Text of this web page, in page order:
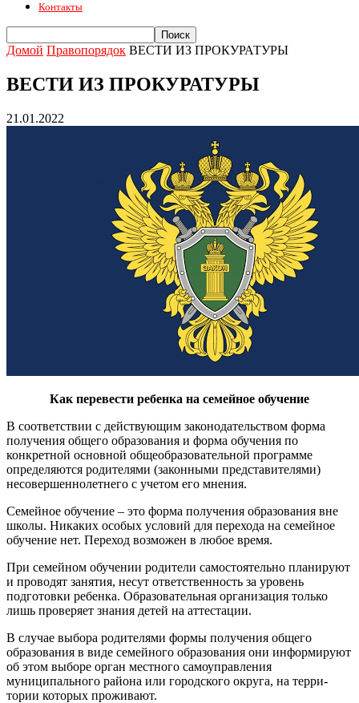
Контакты
Домой Правопорядок ВЕСТИ ИЗ ПРОКУРАТУРЫ
ВЕСТИ ИЗ ПРОКУРАТУРЫ
21.01.2022
Как перевести ребенка на семейное обучение
В соответствии с действующим за­конодательством форма
получения общего образования и форма обуче­ния по
конкретной основной общеоб­разовательной программе
определя­ются родителями (законными пред­ставителями)
несовершеннолетнего с учетом его мнения.
Семейное обучение – это форма по­лучения образования вне
школы. Ни­каких особых условий для перехода на семейное
обучение нет. Переход воз­можен в любое время.
При семейном обучении родители самостоятельно планируют
и прово­дят занятия, несут ответственность за уровень
подготовки ребенка. Образо­вательная организация только
лишь проверяет знания детей на аттеста­ции.
В случае выбора родителями формы получения общего
образования в виде семейного образования они информи­руют
об этом выборе орган местного самоуправления
муниципального рай­она или городского округа, на терри­
тории которых проживают.